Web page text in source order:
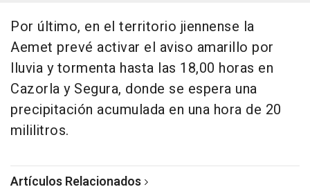
Por último, en el territorio jiennense la
Aemet prevé activar el aviso amarillo por
lluvia y tormenta hasta las 18,00 horas en
Cazorla y Segura, donde se espera una
precipitación acumulada en una hora de 20
mililitros.
Artículos Relacionados